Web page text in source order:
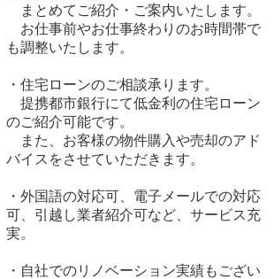
まとめてご紹介・ご案内いたします。
お仕事前やお仕事終わりのお時間帯で
も調整いたします。
・住宅ローンのご相談承ります。
提携都市銀行にて低金利の住宅ローン
のご紹介可能です。
また、お客様の物件購入や売却のアド
バイスをさせていただきます。
・外国語の対応可、電子メールでの対応
可、引越し業者紹介可など、サービス充
実。
・自社でのリノベーション実績もござい